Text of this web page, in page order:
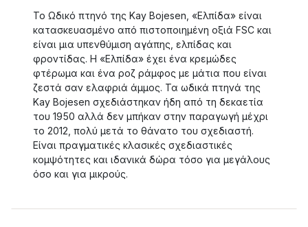
Το Ωδικό πτηνό της Kay Bojesen, «Ελπίδα» είναι
κατασκευασμένο από πιστοποιημένη οξιά FSC και
είναι μια υπενθύμιση αγάπης, ελπίδας και
φροντίδας. Η «Ελπίδα» έχει ένα κρεμώδες
φτέρωμα και ένα ροζ ράμφος με μάτια που είναι
ζεστά σαν ελαφριά άμμος. Τα ωδικά πτηνά της
Kay Bojesen σχεδιάστηκαν ήδη από τη δεκαετία
του 1950 αλλά δεν μπήκαν στην παραγωγή μέχρι
το 2012, πολύ μετά το θάνατο του σχεδιαστή.
Είναι πραγματικές κλασικές σχεδιαστικές
κομψότητες και ιδανικά δώρα τόσο για μεγάλους
όσο και για μικρούς.